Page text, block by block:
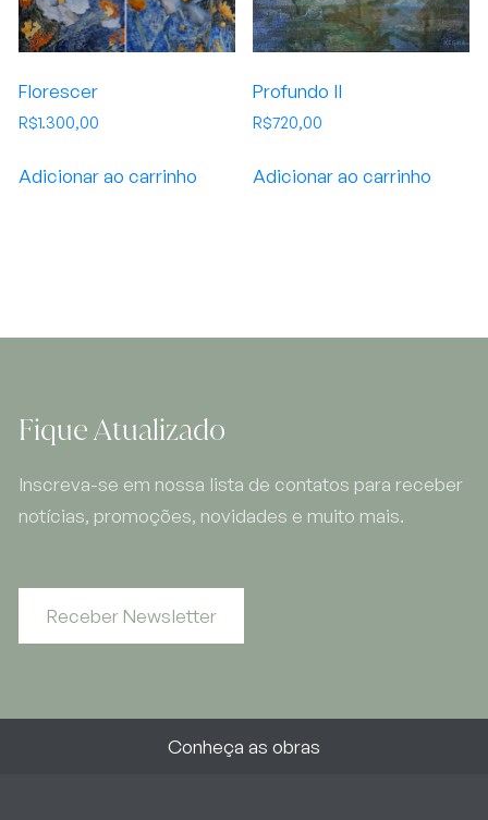
Florescer
R$1.300,00
Adicionar ao carrinho
Profundo II
R$720,00
Adicionar ao carrinho
Fique Atualizado
Inscreva-se em nossa lista de contatos para receber
notícias, promoções, novidades e muito mais.
Receber Newsletter
Conheça as obras